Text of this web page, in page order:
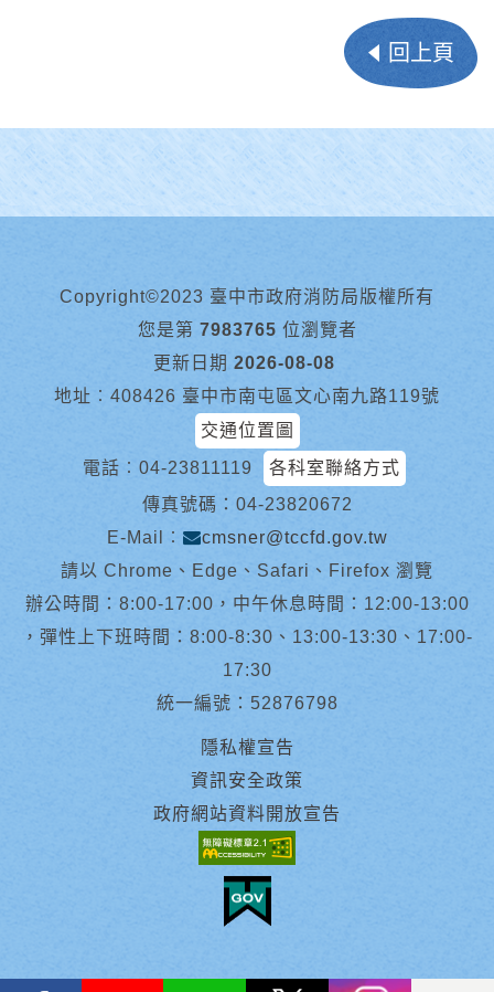
回上頁
Copyright©2023 臺中市政府消防局版權所有
您是第 7983765 位瀏覽者
更新日期 2026-08-08
地址︰408426 臺中市南屯區文心南九路119號
交通位置圖
電話︰ 04-23811119
各科室聯絡方式
傳真號碼：04-23820672
E-Mail︰
cmsner@tccfd.gov.tw
請以 Chrome、Edge、Safari、Firefox 瀏覽
辦公時間：8:00-17:00，中午休息時間：12:00-13:00
，彈性上下班時間：8:00-8:30、13:00-13:30、17:00-
17:30
統一編號：52876798
隱私權宣告
資訊安全政策
政府網站資料開放宣告